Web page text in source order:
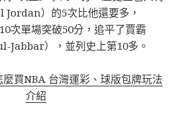
）的5次比他還要多，
次單場突破50分，追平了賈霸
Jabbar），並列史上第10多。
麼買NBA 台灣運彩、球版包牌玩法
介紹